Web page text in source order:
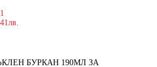
БУРКАН 190МЛ ЗА